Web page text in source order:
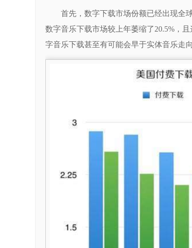
首先，数字下载市场份额已经出现全
数字音乐下载市场较上年萎缩了20.5%，
字音乐下载甚至有可能会早于实体音乐走向